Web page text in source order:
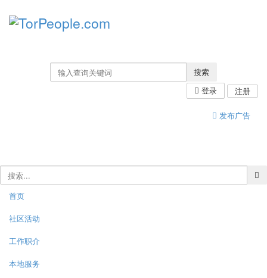
搜索
登录
注册
发布广告
首页
社区活动
工作职介
本地服务